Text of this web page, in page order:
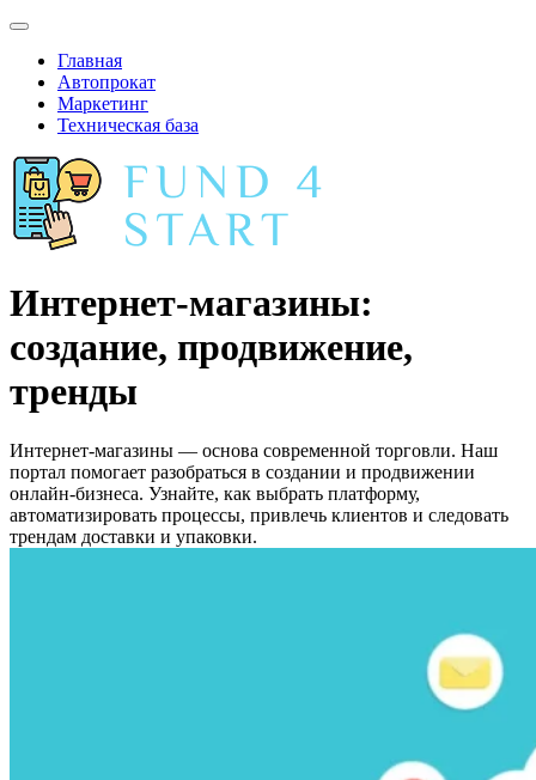
Главная
Автопрокат
Маркетинг
Техническая база
Интернет-магазины:
создание, продвижение,
тренды
Интернет-магазины — основа современной торговли. Наш
портал помогает разобраться в создании и продвижении
онлайн-бизнеса. Узнайте, как выбрать платформу,
автоматизировать процессы, привлечь клиентов и следовать
трендам доставки и упаковки.